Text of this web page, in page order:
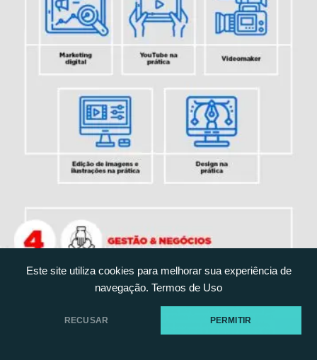
Este site utiliza cookies para melhorar sua experiência de
navegação. Termos de Uso
RECUSAR PERMITIR